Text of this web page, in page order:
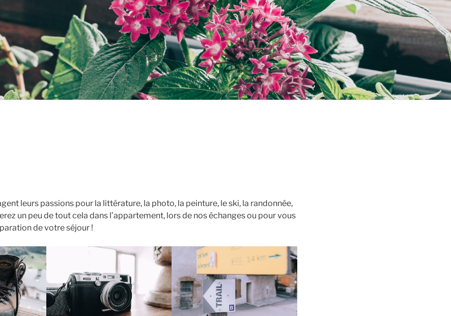
leurs passions pour la littérature, la photo, la peinture, le ski, la randonnée,
un peu de tout cela dans l’appartement, lors de nos échanges ou pour vous
de votre séjour !